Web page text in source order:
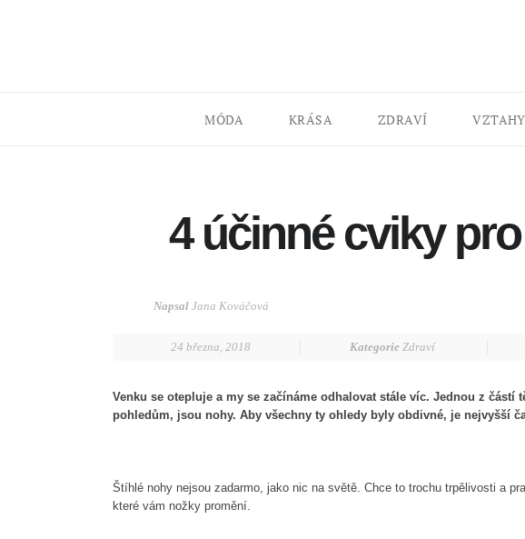
MÓDA KRÁSA ZDRAVÍ VZTAHY
4 účinné cviky
Napsal Jana Kováčová
24 března, 2018 Kategorie Zdraví
Venku se otepluje a my se začínáme odhalovat stále víc. Jednou z částí
pohledům, jsou nohy. Aby všechny ty ohledy byly obdivné, je nejvyšší
Štíhlé nohy nejsou zadarmo, jako nic na světě. Chce to trochu trpělivosti a
které vám nožky promění.